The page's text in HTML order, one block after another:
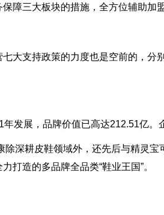
障三大板块的措施，全方位辅助加
七大支持政策的力度也是空前的，分
年发展，品牌价值已高达212.51亿。
除深耕皮鞋领域外，还先后与精灵
打造的多品牌全品类“鞋业王国”。